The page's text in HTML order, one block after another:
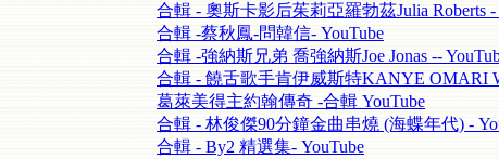
合輯 - 奧斯卡影后茱莉亞羅勃茲Julia Roberts -
合輯 -蔡秋鳳-問韓信- YouTube
合輯 -強納斯兄弟 喬強納斯Joe Jonas --
合輯 - 饒舌歌手肯伊威斯特KANYE OMARI
葛萊美得主約翰傳奇 -合輯 YouTube
合輯 - 林俊傑90分鐘金曲串燒 (海蝶年代) -
合輯 - By2 精選集- YouTube